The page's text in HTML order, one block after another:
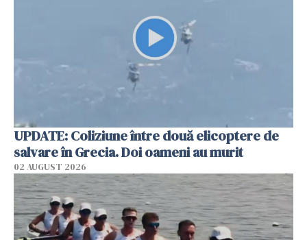
UPDATE: Coliziune între două elicoptere de
salvare în Grecia. Doi oameni au murit
02 AUGUST 2026